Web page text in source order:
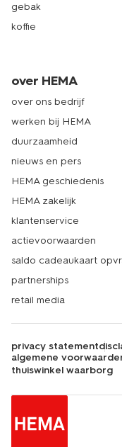
gebak
koffie
over HEMA
over ons bedrijf
werken bij HEMA
duurzaamheid
nieuws en pers
HEMA geschiedenis
HEMA zakelijk
klantenservice
actievoorwaarden
saldo cadeaukaart
partnerships
retail media
privacy statement
algemene
thuiswinkel waarborg